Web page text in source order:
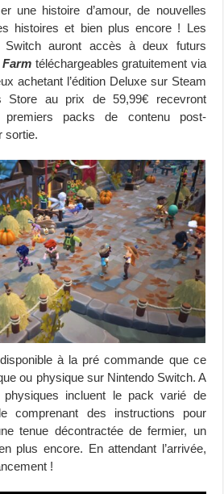
une histoire d’amour, de nouvelles
histoires et bien plus encore ! Les
Switch auront accès à deux futurs
Farm téléchargeables gratuitement via
achetant l’édition Deluxe sur Steam
Store au prix de 59,99€ recevront
packs de contenu post-
sortie.
à la pré commande que ce
ou physique sur Nintendo Switch. A
incluent le pack varié de
comprenant des instructions pour
tenue décontractée de fermier, un
plus encore. En attendant l’arrivée,
!